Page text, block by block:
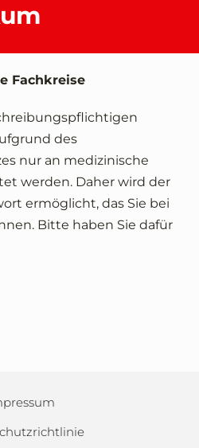
Fachkreise
des
nur an medizinische
werden. Daher wird der
ermöglicht, das Sie bei
Bitte haben Sie dafür